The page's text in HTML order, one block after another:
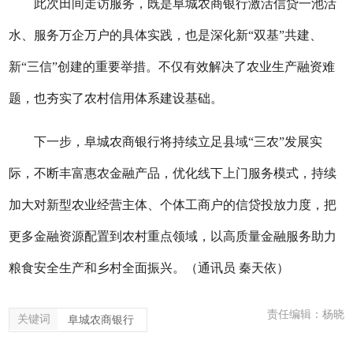
此次田间走访服务，既是阜城农商银行激活信贷一池活
水、服务万企万户的具体实践，也是深化新“双基”共建、
新“三信”创建的重要举措。不仅有效解决了农业生产融资难
题，也夯实了农村信用体系建设基础。
下一步，阜城农商银行将持续立足县域“三农”发展实
际，不断丰富惠农金融产品，优化线下上门服务模式，持续
加大对新型农业经营主体、个体工商户的信贷投放力度，把
更多金融资源配置到农村重点领域，以高质量金融服务助力
粮食安全生产和乡村全面振兴。 （通讯员 秦天依）
关键词 阜城农商银行 责任编辑：杨晓